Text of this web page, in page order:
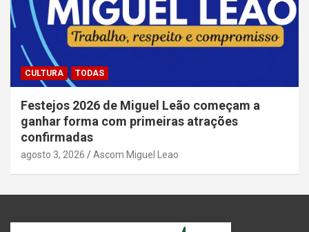
CULTURA TODAS
Festejos 2026 de Miguel Leão começam a
ganhar forma com primeiras atrações
confirmadas
agosto 3, 2026 Ascom Miguel Leao